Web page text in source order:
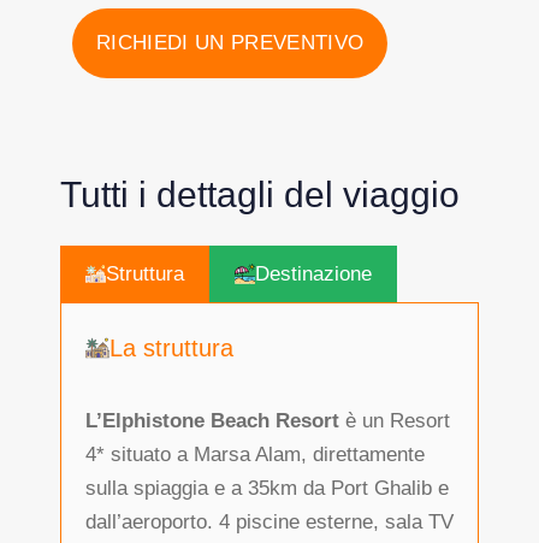
RICHIEDI UN PREVENTIVO
Tutti i dettagli del viaggio
Struttura Destinazione
La struttura
L’Elphistone Beach Resort è un Resort
4* situato a Marsa Alam, direttamente
sulla spiaggia e a 35km da Port Ghalib e
dall’aeroporto. 4 piscine esterne, sala TV